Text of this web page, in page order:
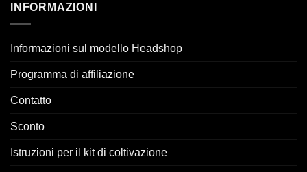
INFORMAZIONI
Informazioni sul modello Headshop
Programma di affiliazione
Contatto
Sconto
Istruzioni per il kit di coltivazione